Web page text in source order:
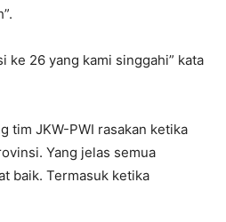
ke 26 yang kami singgahi” kata
tim JKW-PWI rasakan ketika
Yang jelas semua
baik. Termasuk ketika